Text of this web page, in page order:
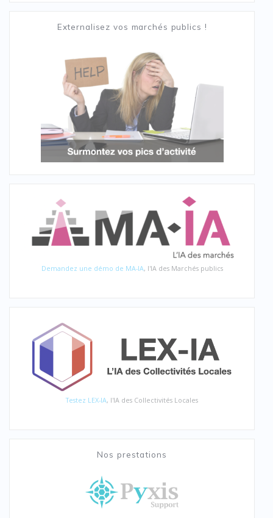
Externalisez vos marchés publics !
Demandez une démo de MA-IA, l'IA des Marchés publics
Testez LEX-IA, l'IA des Collectivités Locales
Nos prestations